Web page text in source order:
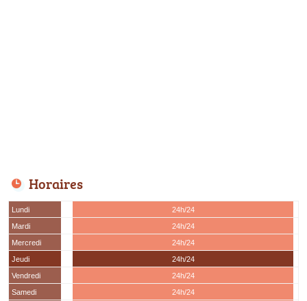
Horaires
Lundi
24h/24
Mardi
24h/24
Mercredi
24h/24
Jeudi
24h/24
Vendredi
24h/24
Samedi
24h/24